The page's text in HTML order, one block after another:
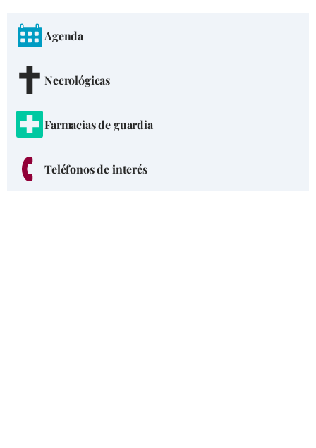
Agenda
Necrológicas
Farmacias de guardia
Teléfonos de interés